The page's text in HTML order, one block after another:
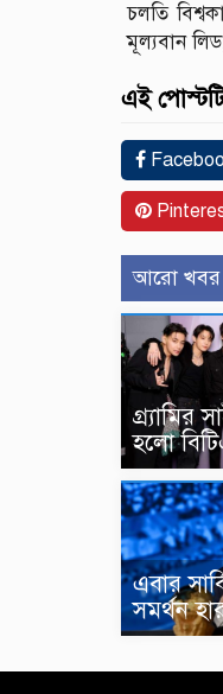
চলতি
মূল্যবান
এই
আরো খবর
গ্র্যামির
হলো
এবার
সমর্থন